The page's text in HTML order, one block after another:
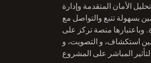
الأمان المتقدمة وإدارة
بسهولة تتبع والتواصل مع
وباعتبارها منصة تركز على
استكشاف، و التصويت، و
المباشر على المشروع